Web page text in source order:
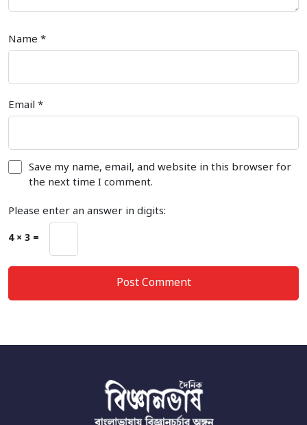
Name *
Email *
Save my name, email, and website in this browser for
the next time I comment.
Please enter an answer in digits:
4 × 3 =